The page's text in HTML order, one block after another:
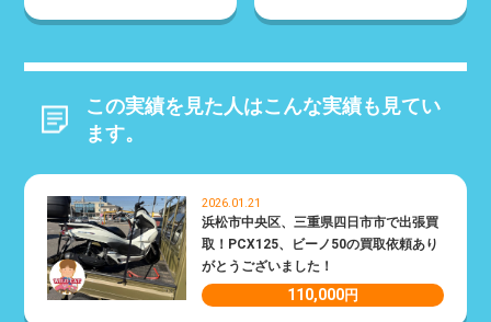
この実績を見た人はこんな実績も見てい
ます。
2026.01.21
浜松市中央区、三重県四日市市で出張買
取！PCX125、ビーノ50の買取依頼あり
がとうございました！
110,000円